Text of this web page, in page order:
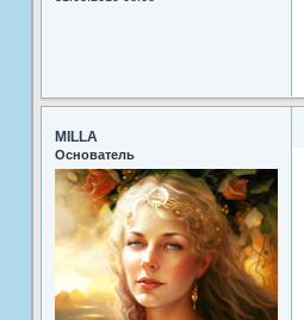
MILLA
Основатель